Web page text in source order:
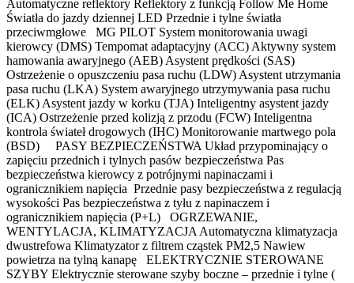
Automatyczne reflektory Reflektory z funkcją Follow Me Home
Światła do jazdy dziennej LED Przednie i tylne światła
przeciwmgłowe MG PILOT System monitorowania uwagi
kierowcy (DMS) Tempomat adaptacyjny (ACC) Aktywny system
hamowania awaryjnego (AEB) Asystent prędkości (SAS)
Ostrzeżenie o opuszczeniu pasa ruchu (LDW) Asystent utrzymania
pasa ruchu (LKA) System awaryjnego utrzymywania pasa ruchu
(ELK) Asystent jazdy w korku (TJA) Inteligentny asystent jazdy
(ICA) Ostrzeżenie przed kolizją z przodu (FCW) Inteligentna
kontrola świateł drogowych (IHC) Monitorowanie martwego pola
(BSD) PASY BEZPIECZEŃSTWA Układ przypominający o
zapięciu przednich i tylnych pasów bezpieczeństwa Pas
bezpieczeństwa kierowcy z potrójnymi napinaczami i
ogranicznikiem napięcia Przednie pasy bezpieczeństwa z regulacją
wysokości Pas bezpieczeństwa z tyłu z napinaczem i
ogranicznikiem napięcia (P+L) OGRZEWANIE,
WENTYLACJA, KLIMATYZACJA Automatyczna klimatyzacja
dwustrefowa Klimatyzator z filtrem cząstek PM2,5 Nawiew
powietrza na tylną kanapę ELEKTRYCZNIE STEROWANE
SZYBY Elektrycznie sterowane szyby boczne – przednie i tylne (